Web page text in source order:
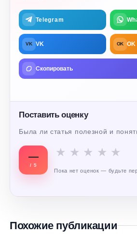
Telegram
VK VK OK OK
Скопировать
Поставить оценку
Была ли статья полезной и
—
/ 5
★ ★ ★ ★ ★
Пока нет оценок — будьте
Похожие публикации